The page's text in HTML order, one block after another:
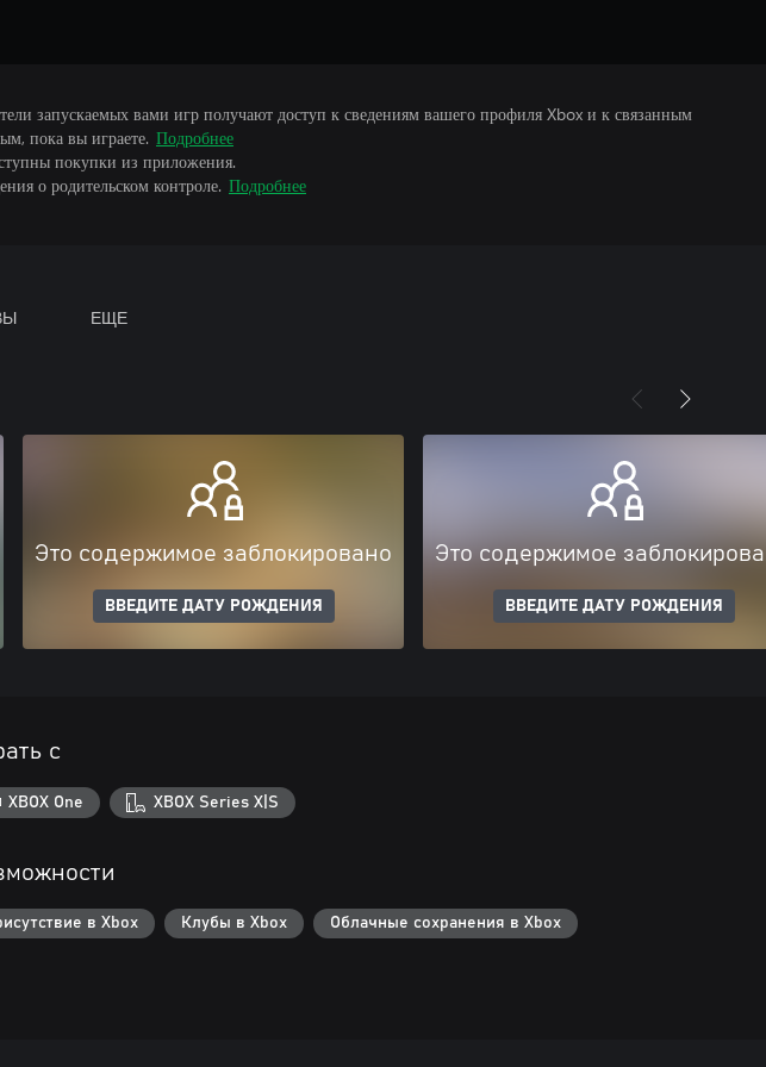
запускаемых вами игр получают доступ к сведениям вашего профиля Xbox и к связанным
пока вы играете. Подробнее
покупки из приложения.
о родительском контроле. Подробнее
ЕЩЕ
Это содержимое заблокировано
ВВЕДИТЕ ДАТУ РОЖДЕНИЯ
Это содержимое
ВВЕДИТЕ ДАТУ РОЖДЕНИЯ
с
XBOX One XBOX Series X|S
в Xbox Клубы в Xbox Облачные сохранения в Xbox